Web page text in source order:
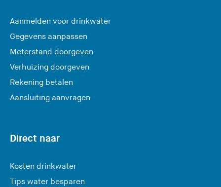
Aanmelden voor drinkwater
Gegevens aanpassen
Meterstand doorgeven
Verhuizing doorgeven
Rekening betalen
Aansluiting aanvragen
Direct naar
Kosten drinkwater
Tips water besparen